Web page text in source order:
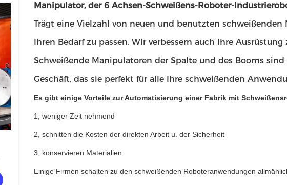
Manipulator, der 6 Achsen-Schweißens-Roboter-
Trägt eine Vielzahl von neuen und benutzten
Ihren Bedarf zu passen. Wir verbessern auch Ihre
Schweißende Manipulatoren der Spalte und des Booms
Geschäft, das sie perfekt für alle Ihre schweißenden
Es gibt einige Vorteile zur Automatisierung einer Fabrik mit
1, weniger Zeit nehmend
2, schnitten die Kosten der direkten Arbeit u. der Sicherheit
3, konservieren Materialien
Einige Firmen schalten zu den schweißenden Roboteranwendungen